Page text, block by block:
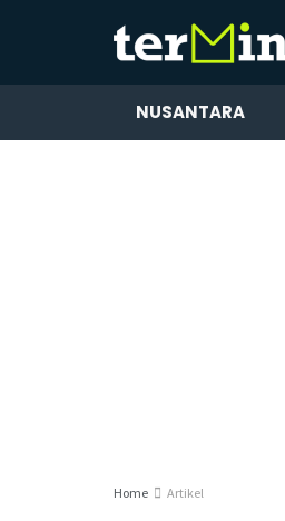
NUSANTARA
Home Artikel